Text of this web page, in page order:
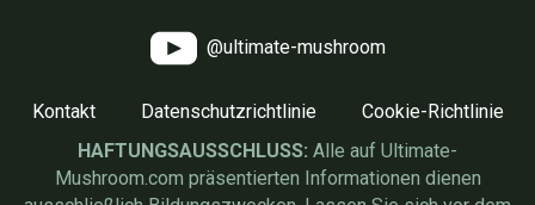
@ultimate-mushroom
Kontakt Datenschutzrichtlinie
Cookie-Richtlinie
HAFTUNGSAUSSCHLUSS: Alle auf Ultimate-
Mushroom.com präsentierten Informationen dienen